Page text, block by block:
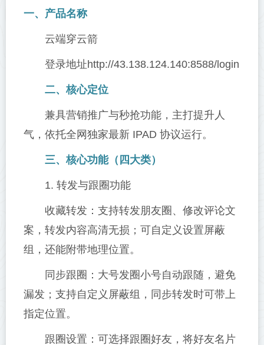
一、产品名称
云端穿云箭
登录地址http://43.138.124.140:8588/login
二、核心定位
兼具营销推广与秒抢功能，主打提升人
气，依托全网独家最新 IPAD 协议运行。
三、核心功能（四大类）
1. 转发与跟圈功能
收藏转发：支持转发朋友圈、修改评论文
案，转发内容高清无损；可自定义设置屏蔽
组，还能附带地理位置。
同步跟圈：大号发圈小号自动跟随，避免
漏发；支持自定义屏蔽组，同步转发时可带上
指定位置。
跟圈设置：可选择跟圈好友，将好友名片